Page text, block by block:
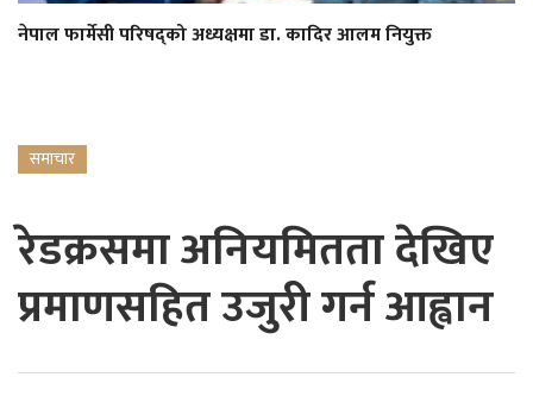
नेपाल फार्मेसी परिषद्को अध्यक्षमा डा. कादिर आलम नियुक्त
समाचार
रेडक्रसमा अनियमितता देखिए
प्रमाणसहित उजुरी गर्न आह्वान